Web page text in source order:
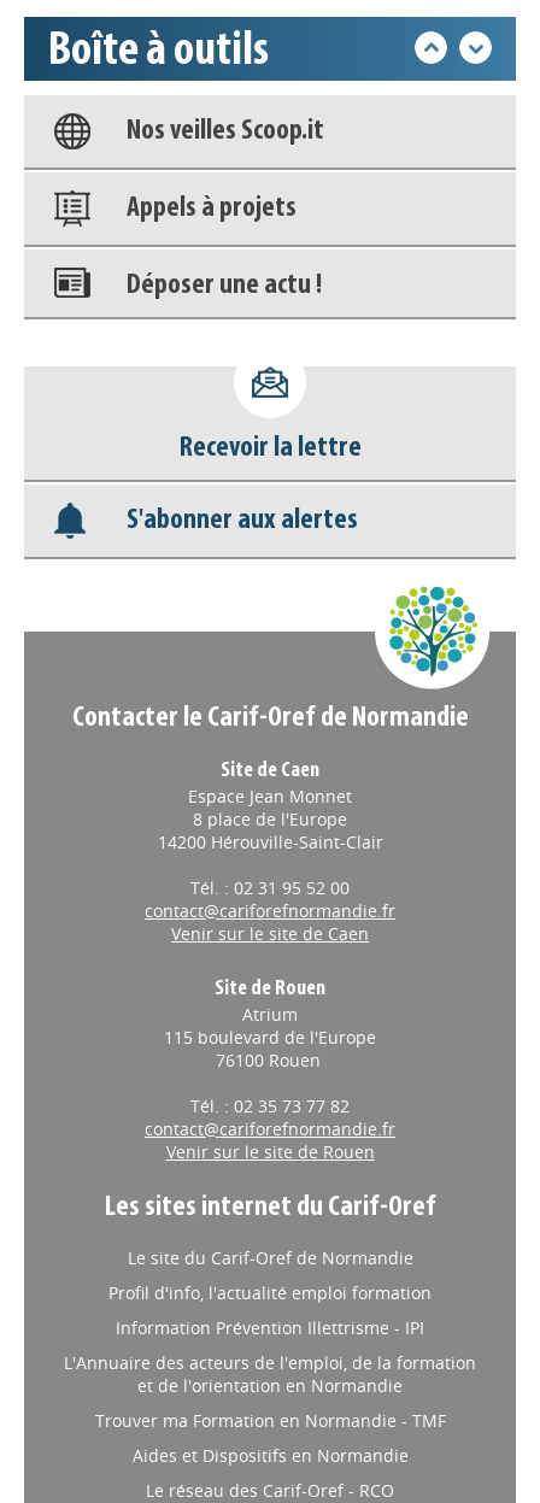
Boîte à outils
Base documentaire
Nos veilles Scoop.it
Appels à projets
Déposer une actu !
déconnecter)
Base documentaire
Nos veilles Scoop.it
Recevoir la lettre
S'abonner aux alertes
Contacter le Carif-Oref de Normandie
Site de Caen
Espace Jean Monnet
8 place de l'Europe
14200 Hérouville-Saint-Clair
Tél. : 02 31 95 52 00
contact@cariforefnormandie.fr
Venir sur le site de Caen
Site de Rouen
Atrium
115 boulevard de l'Europe
76100 Rouen
Tél. : 02 35 73 77 82
contact@cariforefnormandie.fr
Venir sur le site de Rouen
Les sites internet du Carif-Oref
Le site du Carif-Oref de Normandie
Profil d'info, l'actualité emploi formation
Information Prévention Illettrisme - IPI
L'Annuaire des acteurs de l'emploi, de la formation
et de l'orientation en Normandie
Trouver ma Formation en Normandie - TMF
Aides et Dispositifs en Normandie
Le réseau des Carif-Oref - RCO